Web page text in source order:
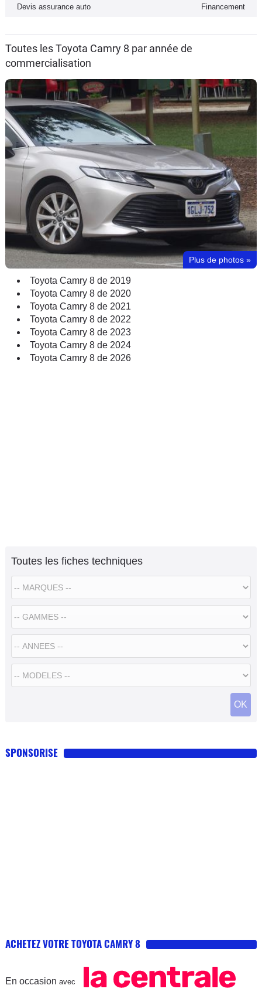
Devis assurance auto Financement
Toutes les Toyota Camry 8 par année de
commercialisation
Plus de photos »
Toyota Camry 8 de 2019
Toyota Camry 8 de 2020
Toyota Camry 8 de 2021
Toyota Camry 8 de 2022
Toyota Camry 8 de 2023
Toyota Camry 8 de 2024
Toyota Camry 8 de 2026
Toutes les fiches techniques
SPONSORISE
ACHETEZ VOTRE TOYOTA CAMRY 8
En occasion avec